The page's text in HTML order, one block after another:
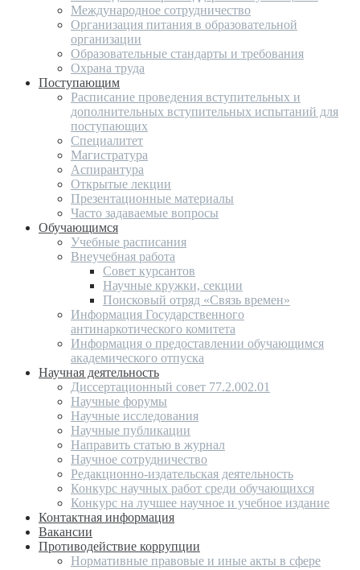
Международное сотрудничество
Организация питания в образовательной
организации
Образовательные стандарты и требования
Охрана труда
Поступающим
Расписание проведения вступительных и
дополнительных вступительных испытаний для
поступающих
Специалитет
Магистратура
Аспирантура
Открытые лекции
Презентационные материалы
Часто задаваемые вопросы
Обучающимся
Учебные расписания
Внеучебная работа
Совет курсантов
Научные кружки, секции
Поисковый отряд «Связь времен»
Информация Государственного
антинаркотического комитета
Информация о предоставлении обучающимся
академического отпуска
Научная деятельность
Диссертационный совет 77.2.002.01
Научные форумы
Научные исследования
Научные публикации
Направить статью в журнал
Научное сотрудничество
Редакционно-издательская деятельность
Конкурс научных работ среди обучающихся
Конкурс на лучшее научное и учебное издание
Контактная информация
Вакансии
Противодействие коррупции
Нормативные правовые и иные акты в сфере